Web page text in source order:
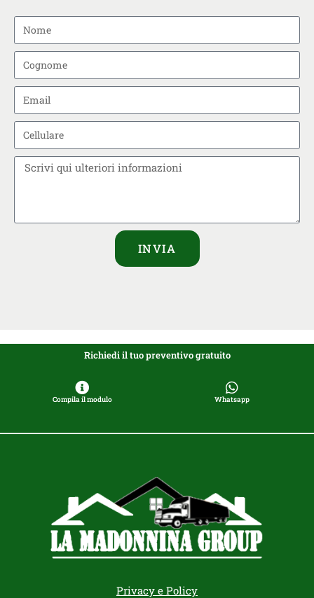
INVIA
Richiedi il tuo preventivo gratuito
Compila il modulo Whatsapp
Privacy e Policy